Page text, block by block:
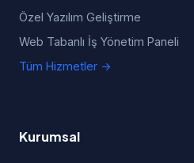
Özel Yazılım Geliştirme
Web Tabanlı İş Yönetim Paneli
Tüm Hizmetler →
Kurumsal